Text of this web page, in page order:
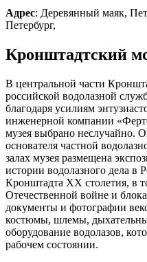
Адрес: Деревянный маяк,
Петербург,
Кронштадтский
В центральной части
российской водолазной
благодаря усилиям
инженерной компании
музея выбрано неслучайно.
основателя частной
залах музея размещена
истории водолазного дела в
Кронштадта XX столетия, в
Отечественной войне и
документы и фотографии
костюмы, шлемы,
оборудование водолазов,
рабочем состоянии.